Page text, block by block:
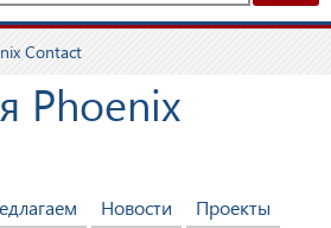
Contact
Phoenix
Новости
Проекты